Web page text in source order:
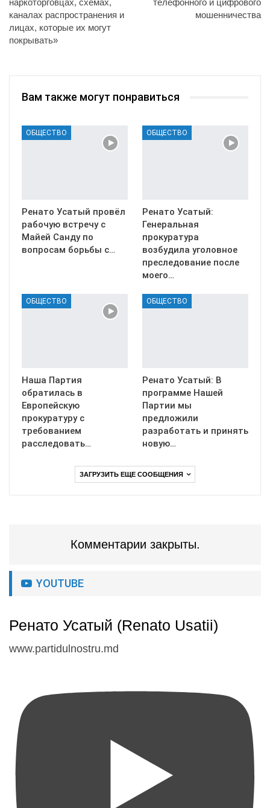
наркоторговцах, схемах,
каналах распространения и
лицах, которые их могут
покрывать»
телефонного и цифрового
мошенничества
Вам также могут понравиться
ОБЩЕСТВО
Ренато Усатый провёл
рабочую встречу с
Майей Санду по
вопросам борьбы с…
ОБЩЕСТВО
Ренато Усатый:
Генеральная
прокуратура
возбудила уголовное
преследование после
моего…
ОБЩЕСТВО
Наша Партия
обратилась в
Европейскую
прокуратуру с
требованием
расследовать…
ОБЩЕСТВО
Ренато Усатый: В
программе Нашей
Партии мы
предложили
разработать и принять
новую…
ЗАГРУЗИТЬ ЕЩЕ СООБЩЕНИЯ
Комментарии закрыты.
YOUTUBE
Ренато Усатый (Renato Usatii)
www.partidulnostru.md